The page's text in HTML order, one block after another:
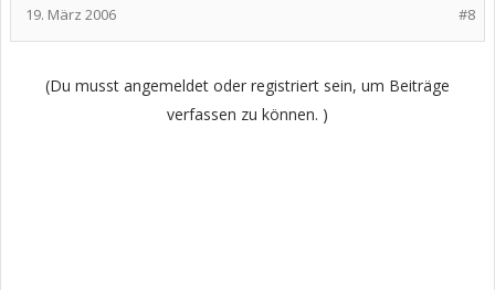
#8
19. März 2006
(Du musst angemeldet oder registriert sein, um Beiträge
verfassen zu können. )